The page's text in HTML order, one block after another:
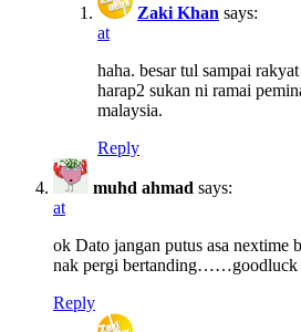
Zaki Khan says:
at
haha. besar tul sampai
harap2 sukan ni ramai
malaysia.
Reply
muhd ahmad says:
at
ok Dato jangan putus asa nextime
nak pergi bertanding……goodluck
Reply